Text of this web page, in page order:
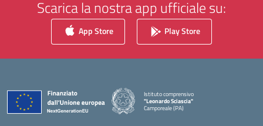
Scarica la nostra app ufficiale su:
App Store Play Store
Istituto comprensivo
"Leonardo Sciascia"
Camporeale (PA)
— Visita la pagina iniziale della scuola